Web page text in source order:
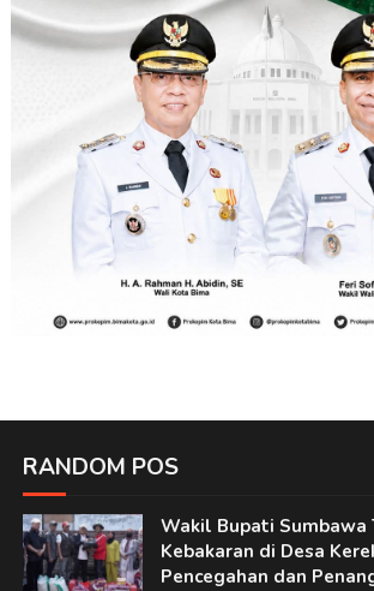
RANDOM POS
Wakil Bupati Sumbawa
Kebakaran di Desa
Pencegahan dan